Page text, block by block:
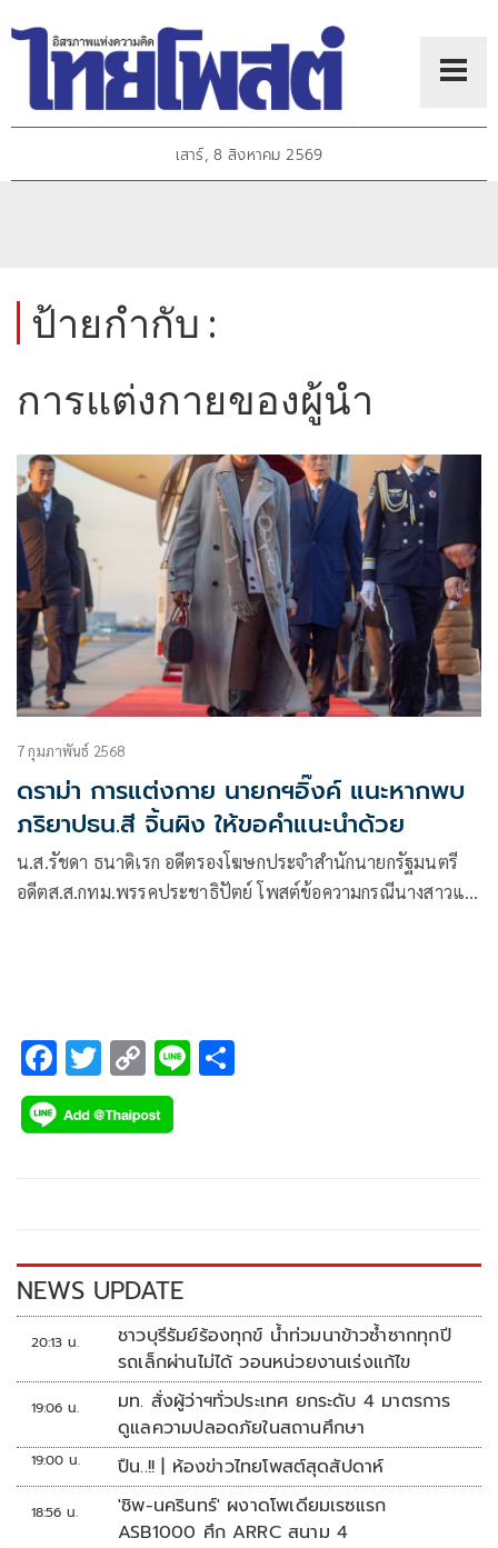
เสาร์, 8 สิงหาคม 2569
ป้ายกำกับ :
การแต่งกายของผู้นำ
7 กุมภาพันธ์ 2568
ดราม่า การแต่งกาย นายกฯอิ๊งค์ แนะหากพบ
ภริยาปธน.สี จิ้นผิง ให้ขอคำแนะนำด้วย
น.ส.รัชดา ธนาดิเรก อดีตรองโฆษกประจำสำนักนายกรัฐมนตรี
อดีตส.ส.กทม.พรรคประชาธิปัตย์ โพสต์ข้อความกรณีนางสาวแพ
F
ac
e
k
T
wi
tt
C
o
p
k
Li
NEWS UPDATE
20:13 น.
ชาวบุรีรัมย์ร้องทุกข์ น้ำท่วมนาข้าวซ้ำซากทุกปี
รถเล็กผ่านไม่ได้ วอนหน่วยงานเร่งแก้ไข
19:06 น.
มท. สั่งผู้ว่าฯทั่วประเทศ ยกระดับ 4 มาตรการ
ดูแลความปลอดภัยในสถานศึกษา
19:00 น. ปืน..!! | ห้องข่าวไทยโพสต์สุดสัปดาห์
18:56 น.
'ชิพ-นครินทร์' ผงาดโพเดียมเรซแรก
ASB1000 ศึก ARRC สนาม 4